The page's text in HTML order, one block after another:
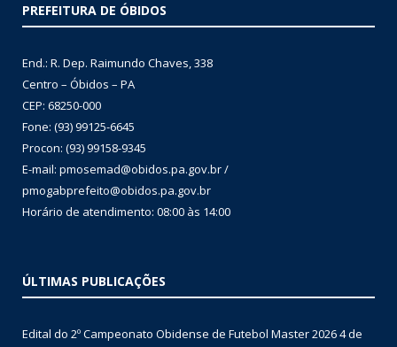
PREFEITURA DE ÓBIDOS
End.: R. Dep. Raimundo Chaves, 338
Centro – Óbidos – PA
CEP: 68250-000
Fone: (93) 99125-6645
Procon: (93) 99158-9345
E-mail: pmosemad@obidos.pa.gov.br /
pmogabprefeito@obidos.pa.gov.br
Horário de atendimento: 08:00 às 14:00
ÚLTIMAS PUBLICAÇÕES
Edital do 2º Campeonato Obidense de Futebol Master 20264 de